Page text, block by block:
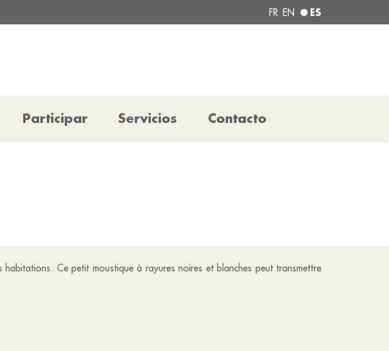
FR EN ES
Participar Servicios Contacto
Ce petit moustique à rayures noires et blanches peut transmettre